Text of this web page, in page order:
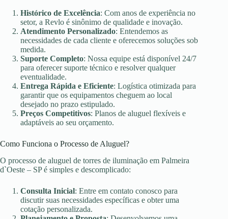
Histórico de Excelência: Com anos de experiência no
setor, a Revlo é sinônimo de qualidade e inovação.
Atendimento Personalizado: Entendemos as
necessidades de cada cliente e oferecemos soluções sob
medida.
Suporte Completo: Nossa equipe está disponível 24/7
para oferecer suporte técnico e resolver qualquer
eventualidade.
Entrega Rápida e Eficiente: Logística otimizada para
garantir que os equipamentos cheguem ao local
desejado no prazo estipulado.
Preços Competitivos: Planos de aluguel flexíveis e
adaptáveis ao seu orçamento.
Como Funciona o Processo de Aluguel?
O processo de aluguel de torres de iluminação em Palmeira
d`Oeste – SP é simples e descomplicado:
Consulta Inicial: Entre em contato conosco para
discutir suas necessidades específicas e obter uma
cotação personalizada.